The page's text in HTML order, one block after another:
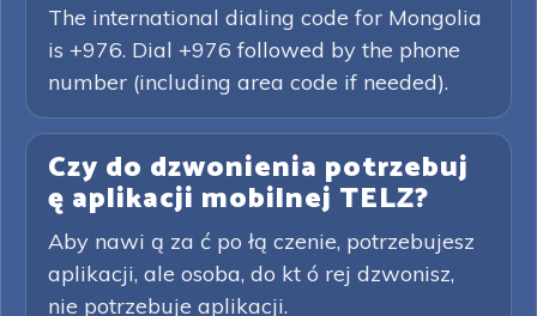
The international dialing code for Mongolia
is +976. Dial +976 followed by the phone
number (including area code if needed).
Czy do dzwonienia potrzebuj
ę aplikacji mobilnej TELZ?
Aby nawi ą za ć po łą czenie, potrzebujesz
aplikacji, ale osoba, do kt ó rej dzwonisz,
nie potrzebuje aplikacji.